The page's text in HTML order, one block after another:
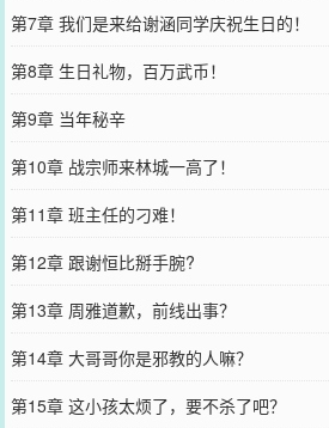
第7章 我们是来给谢涵同学庆祝生日的！
第8章 生日礼物，百万武币！
第9章 当年秘辛
第10章 战宗师来林城一高了！
第11章 班主任的刁难！
第12章 跟谢恒比掰手腕?
第13章 周雅道歉，前线出事？
第14章 大哥哥你是邪教的人嘛？
第15章 这小孩太烦了，要不杀了吧？